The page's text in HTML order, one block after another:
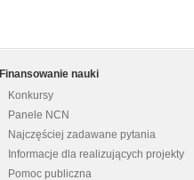
Finansowanie nauki
Konkursy
Panele NCN
Najczęściej zadawane pytania
Informacje dla realizujących projekty
Pomoc publiczna